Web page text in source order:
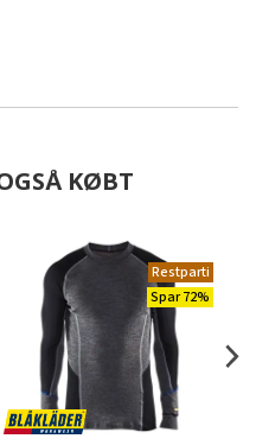
KØBT
Restparti
Spar 72%